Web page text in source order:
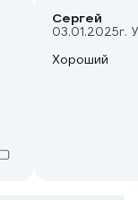
Сергей
03.01.2025г.
Хороший